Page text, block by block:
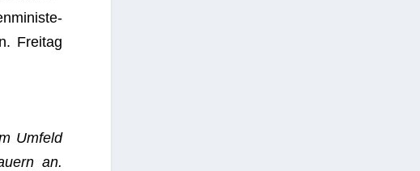
Frei­tag
Umfeld
an.